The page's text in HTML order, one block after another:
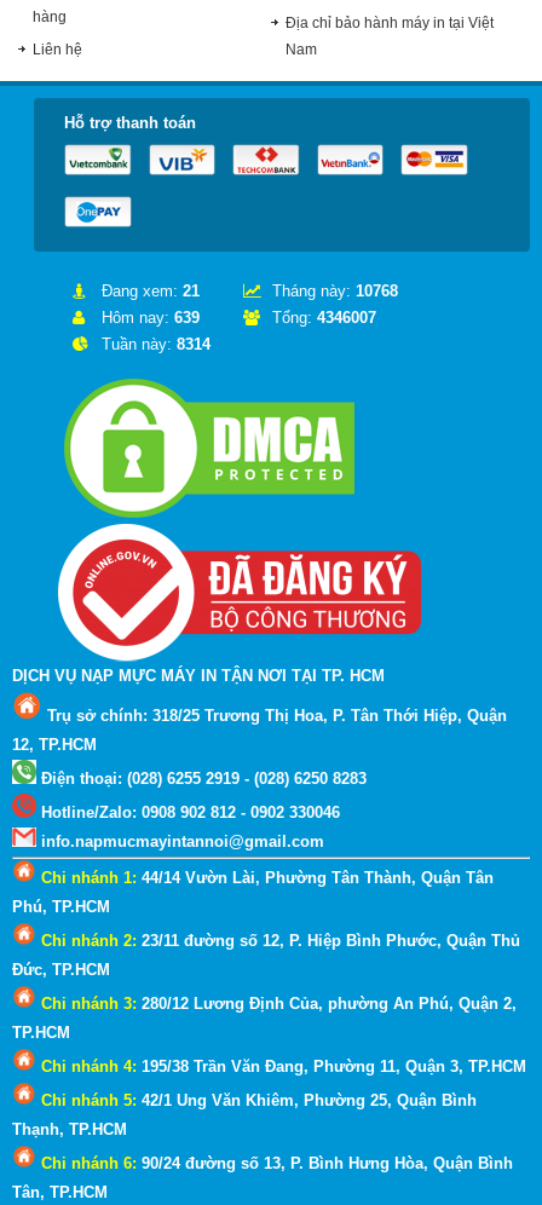
hàng
Liên hệ
Địa chỉ bảo hành máy in tại Việt
Nam
Hỗ trợ thanh toán
Đang xem: 21
Hôm nay: 639
Tuần này: 8314
Tháng này: 10768
Tổng: 4346007
DỊCH VỤ NẠP MỰC MÁY IN TẬN NƠI TẠI TP. HCM
Trụ sở chính: 318/25 Trương Thị Hoa, P. Tân Thới Hiệp, Quận
12, TP.HCM
Điện thoại: (028) 6255 2919 - (028) 6250 8283
Hotline/Zalo: 0908 902 812 - 0902 330046
info.napmucmayintannoi@gmail.com
Chi nhánh 1: 44/14 Vườn Lài, Phường Tân Thành, Quận Tân
Phú, TP.HCM
Chi nhánh 2: 23/11 đường số 12, P. Hiệp Bình Phước, Quận Thủ
Đức, TP.HCM
Chi nhánh 3: 280/12 Lương Định Của, phường An Phú, Quận 2,
TP.HCM
Chi nhánh 4: 195/38 Trần Văn Đang, Phường 11, Quận 3, TP.HCM
Chi nhánh 5: 42/1 Ung Văn Khiêm, Phường 25, Quận Bình
Thạnh, TP.HCM
Chi nhánh 6: 90/24 đường số 13, P. Bình Hưng Hòa, Quận Bình
Tân, TP.HCM